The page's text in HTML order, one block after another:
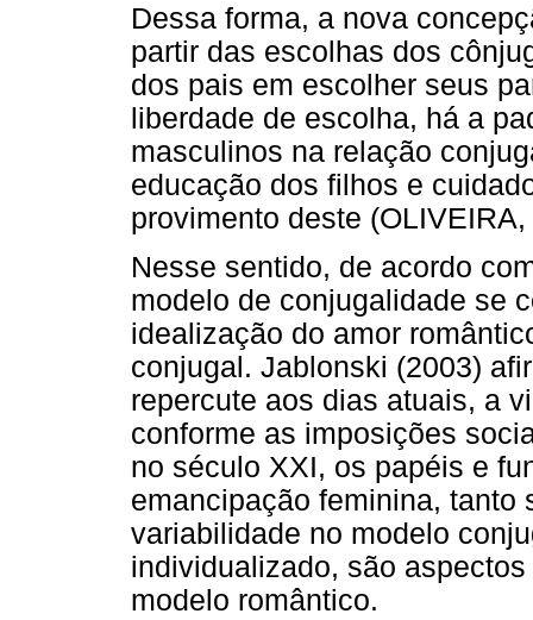
Dessa forma, a nova
partir das escolhas dos
dos pais em escolher seus
liberdade de escolha, há a
masculinos na relação
educação dos filhos e
provimento deste
Nesse sentido, de acordo
modelo de conjugalidade se
idealização do amor
conjugal. Jablonski (2003)
repercute aos dias atuais, a
conforme as imposições
no século XXI, os papéis e
emancipação feminina, tanto
variabilidade no modelo
individualizado, são
modelo romântico.